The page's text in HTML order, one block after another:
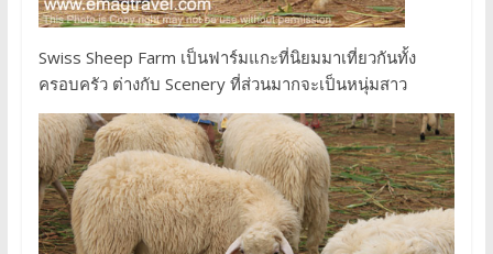
Swiss Sheep Farm เป็นฟาร์มแกะที่นิยมมาเที่ยวกันทั้ง
ครอบครัว ต่างกับ Scenery ที่ส่วนมากจะเป็นหนุ่มสาว